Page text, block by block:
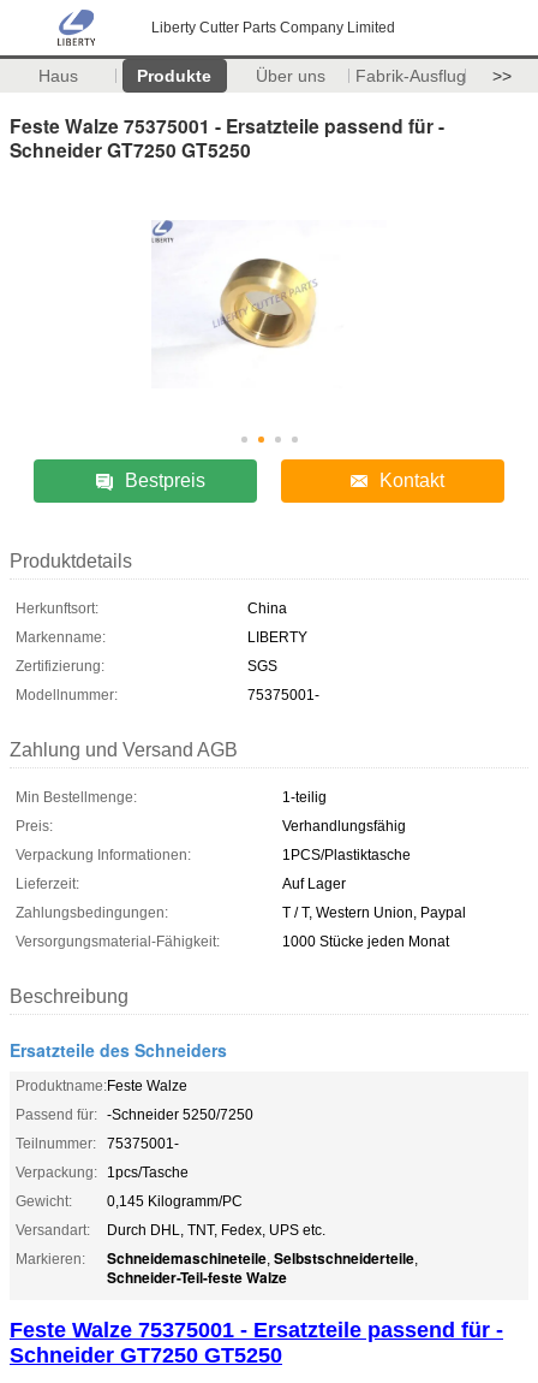
Liberty Cutter Parts Company Limited
Haus Produkte Über uns Fabrik-Ausflug >>
Feste Walze 75375001 - Ersatzteile passend für -
Schneider GT7250 GT5250
Bestpreis Kontakt
Produktdetails
Herkunftsort:
China
Markenname:
LIBERTY
Zertifizierung:
SGS
Modellnummer:
75375001-
Zahlung und Versand AGB
Min Bestellmenge:
1-teilig
Preis:
Verhandlungsfähig
Verpackung Informationen:
1PCS/Plastiktasche
Lieferzeit:
Auf Lager
Zahlungsbedingungen:
T / T, Western Union, Paypal
Versorgungsmaterial-Fähigkeit:
1000 Stücke jeden Monat
Beschreibung
Ersatzteile des Schneiders
Produktname:Feste Walze
Passend für: -Schneider 5250/7250
Teilnummer:
75375001-
Verpackung:
1pcs/Tasche
Gewicht:
0,145 Kilogramm/PC
Versandart:
Durch DHL, TNT, Fedex, UPS etc.
Markieren:
Schneidemaschineteile, Selbstschneiderteile,
Schneider-Teil-feste Walze
Feste Walze 75375001 - Ersatzteile passend für -
Schneider GT7250 GT5250